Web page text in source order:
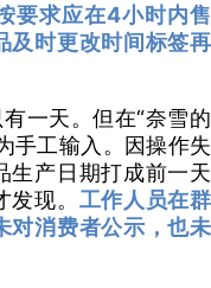
要求应在4小时内售
及时更改时间标签再
一天。但在“奈雪的
手工输入。因操作失
生产日期打成前一天
现。 工作人员在群
对消费者公示，也未